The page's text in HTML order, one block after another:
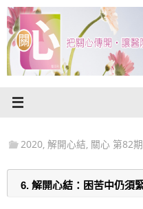
Skip
to
content
2020, 解開心結, 關心 第82期